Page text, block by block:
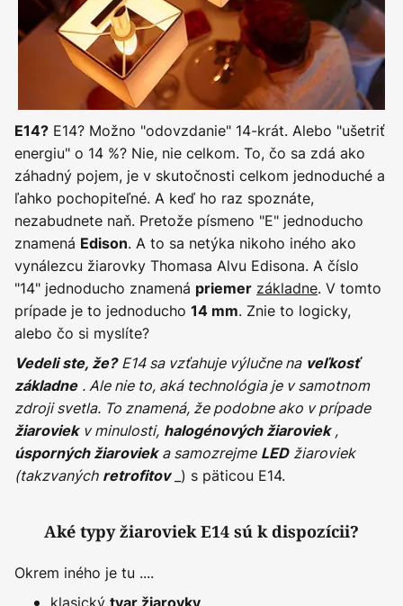
E14? E14? Možno "odovzdanie" 14-krát. Alebo "ušetriť
energiu" o 14 %? Nie, nie celkom. To, čo sa zdá ako
záhadný pojem, je v skutočnosti celkom jednoduché a
ľahko pochopiteľné. A keď ho raz spoznáte,
nezabudnete naň. Pretože písmeno "E" jednoducho
znamená Edison. A to sa netýka nikoho iného ako
vynálezcu žiarovky Thomasa Alvu Edisona. A číslo
"14" jednoducho znamená priemer základne. V tomto
prípade je to jednoducho 14 mm. Znie to logicky,
alebo čo si myslíte?
Vedeli ste, že? E14 sa vzťahuje výlučne na veľkosť
základne . Ale nie to, aká technológia je v samotnom
zdroji svetla. To znamená, že podobne ako v prípade
žiaroviek v minulosti, halogénových žiaroviek ,
úsporných žiaroviek a samozrejme LED žiaroviek
(takzvaných retrofitov_) s päticou E14.
Aké typy žiaroviek E14 sú k dispozícii?
Okrem iného je tu ....
tvar žiarovky